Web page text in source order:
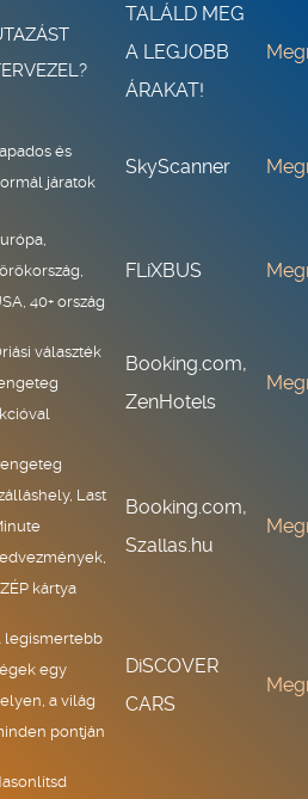
TALÁLD MEG
A LEGJOBB
ÁRAKAT!
és
járatok
SkyScanner
40+ ország
FLiXBUS
választék
Booking.com,
ZenHotels
Last
kártya
Booking.com,
Szallas.hu
legismertebb
egy
a világ
pontján
DiSCOVER
CARS